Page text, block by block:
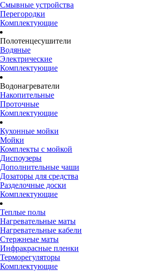
Смывные устройства
Перегородки
Комплектующие
Полотенцесушители
Водяные
Электрические
Комплектующие
Водонагреватели
Накопительные
Проточные
Комплектующие
Кухонные мойки
Мойки
Комплекты с мойкой
Диспоузеры
Дополнительные чаши
Дозаторы для средства
Разделочные доски
Комплектующие
Теплые полы
Нагревательные маты
Нагревательные кабели
Стержнеые маты
Инфракрасные пленки
Терморегуляторы
Комплектующие